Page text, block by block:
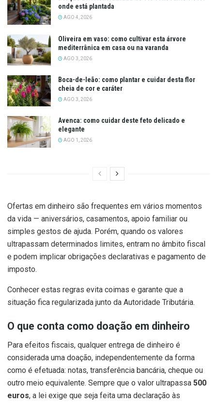
onde está plantada
AGO 4, 2026
Oliveira em vaso: como cultivar esta árvore
mediterrânica em casa ou na varanda
AGO 3, 2026
Boca-de-leão: como plantar e cuidar desta flor
cheia de cor e caráter
AGO 3, 2026
Avenca: como cuidar deste feto delicado e
elegante
AGO 1, 2026
Ofertas em dinheiro são frequentes em vários momentos
da vida — aniversários, casamentos, apoio familiar ou
simples gestos de ajuda. Porém, quando os valores
ultrapassam determinados limites, entram no âmbito fiscal
e podem implicar obrigações declarativas e pagamento de
imposto.
Conhecer estas regras evita coimas e garante que a
situação fica regularizada junto da Autoridade Tributária.
O que conta como doação em dinheiro
Para efeitos fiscais, qualquer entrega de dinheiro é
considerada uma doação, independentemente da forma
como é efetuada: notas, transferência bancária, cheque ou
outro meio equivalente. Sempre que o valor ultrapassa 500
euros, a lei exige que seja feita uma declaração às